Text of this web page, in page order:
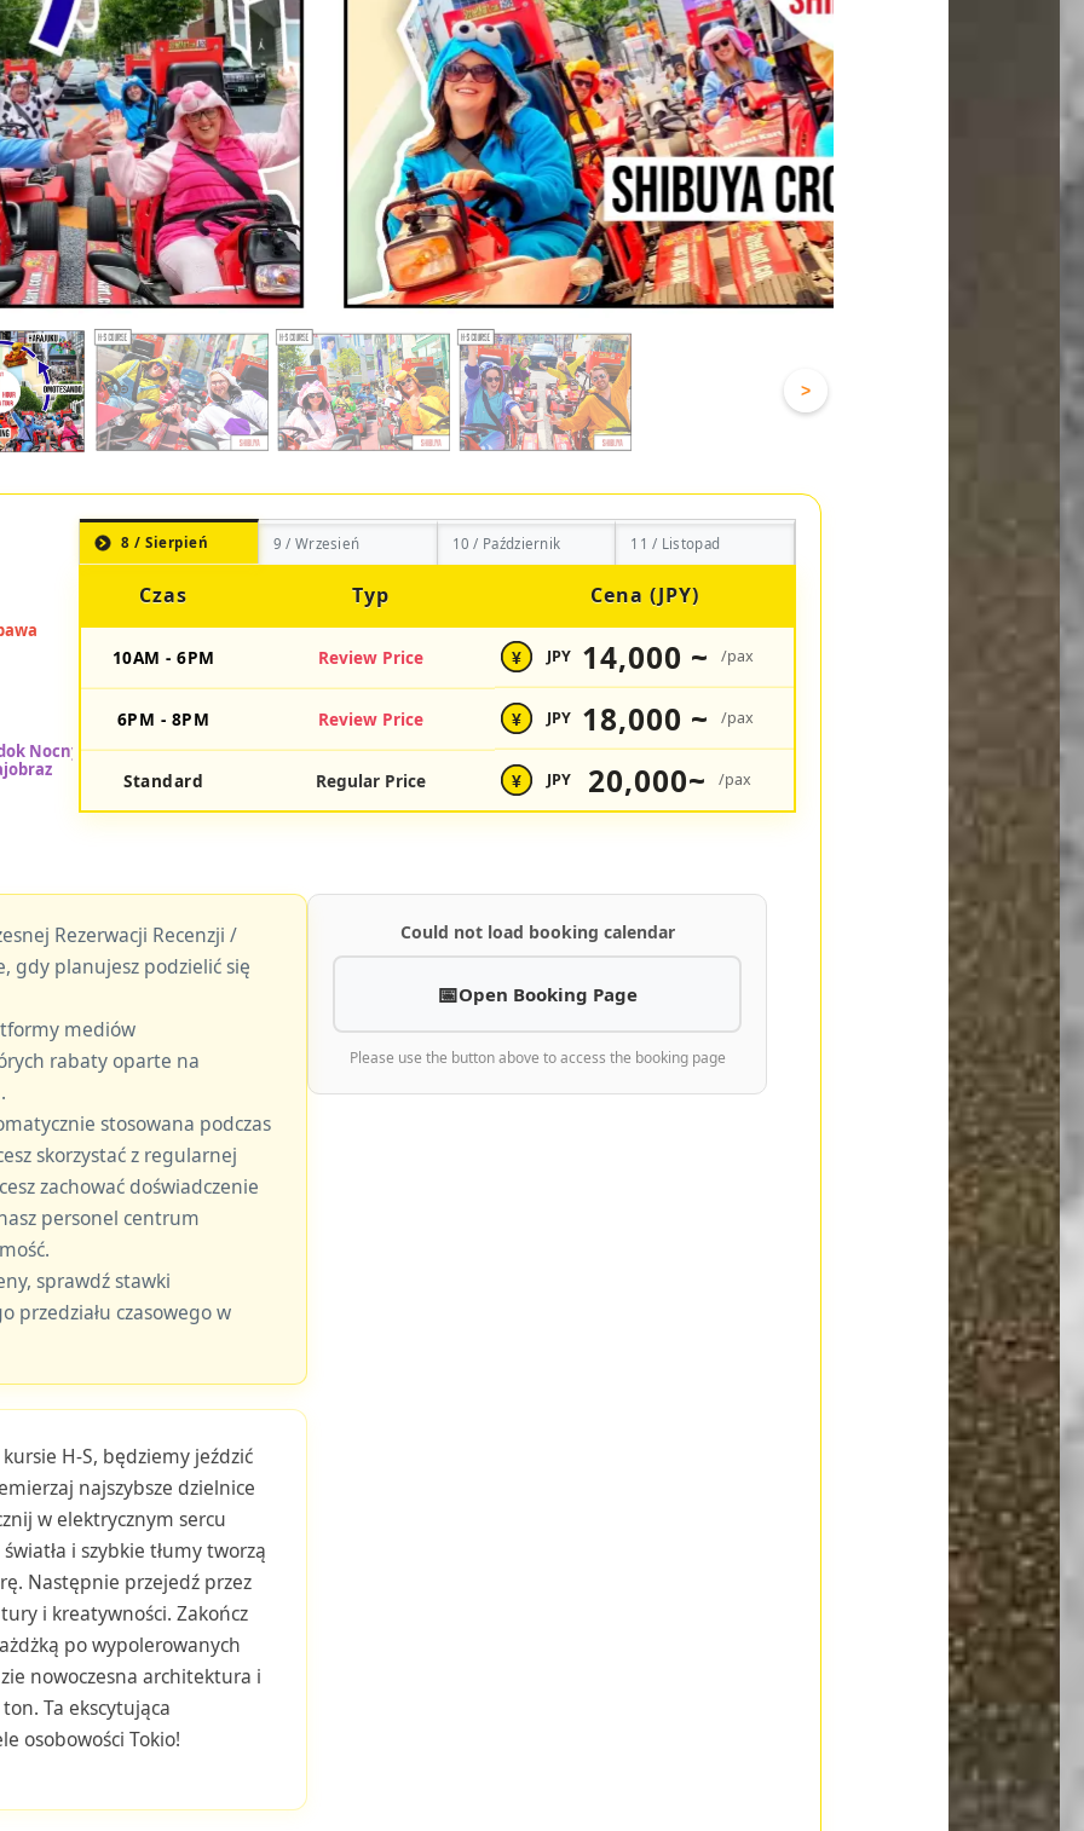
>
8 / Sierpień 9 / Wrzesień 10 / Październik 11 / Listopad
Czas Typ Cena (JPY)
10AM - 6PM Review Price ¥ JPY 14,000 ~ /pax
6PM - 8PM Review Price ¥ JPY 18,000 ~ /pax
Standard Regular Price ¥ JPY 20,000~ /pax
Rezerwacji Recenzji /
gdy planujesz podzielić się
mediów
rabaty oparte na
stosowana podczas
skorzystać z regularnej
zachować doświadczenie
personel centrum
sprawdź stawki
przedziału czasowego w
H-S, będziemy jeździć
najszybsze dzielnice
w elektrycznym sercu
i szybkie tłumy tworzą
Następnie przejedź przez
i kreatywności. Zakończ
po wypolerowanych
nowoczesna architektura i
Ta ekscytująca
osobowości Tokio!
Could not load booking calendar
Open Booking Page
Please use the button above to access the booking page